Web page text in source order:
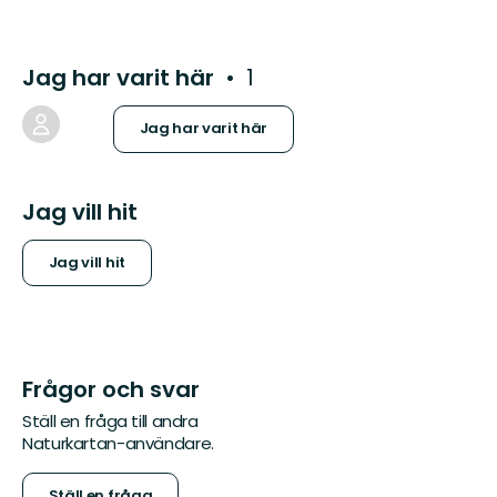
Jag har varit här 1
Jag har varit här
Jag vill hit
Jag vill hit
Frågor och svar
Ställ en fråga till andra
Naturkartan-användare.